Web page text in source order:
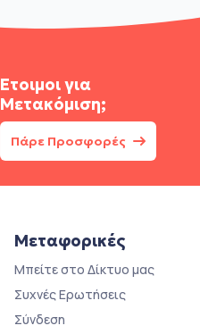
Έτοιμοι για
Μετακόμιση;
Πάρε Προσφορές
Μεταφορικές
Μπείτε στο Δίκτυο μας
Συχνές Ερωτήσεις
Σύνδεση